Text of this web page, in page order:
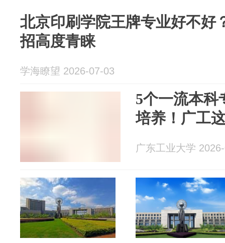
北京印刷学院王牌专业好不好
招高度青睐
学海瞭望 2026-07-03
5个一流本科
培养！广工
广东工业大学